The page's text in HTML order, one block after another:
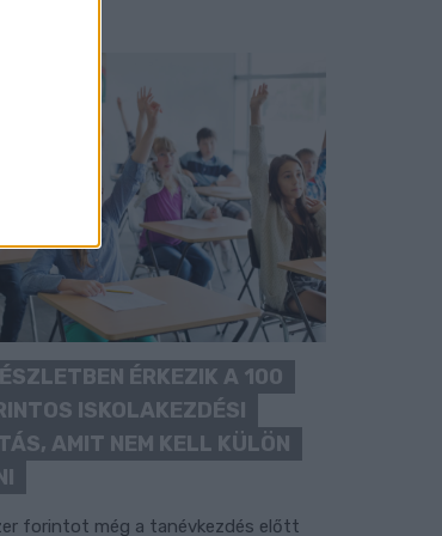
ÉRKEZIK A 100
ISKOLAKEZDÉSI
AMIT NEM KELL KÜLÖN
forintot még a tanévkezdés előtt